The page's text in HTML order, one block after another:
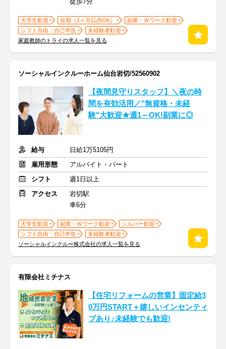
大学生歓迎 短期（1ヶ月以内OK）
副業・Ｗワーク歓迎
シフト自由・自己申告
未経験者歓迎
家庭教師のトライの求人一覧を見る
ソーシャルインクルーホーム仙台岩切/52560902
【夜間見守りスタッフ】＼夜の時
間を有効活用／"無資格・未経
験"大歓迎★週1～OK!副業に◎
給与
日給1万5105円
雇用形態
アルバイト・パート
シフト
週1日以上
アクセス
岩切駅
車6分
大学生歓迎 副業・Ｗワーク歓迎
シルバー歓迎
シフト自由・自己申告
未経験者歓迎
ソーシャルインクルー株式会社の求人一覧を見る
有限会社ミチナス
【住宅リフォームの営業】固定給3
0万円START＋嬉しいインセンティ
ブあり♪未経験でも歓迎!